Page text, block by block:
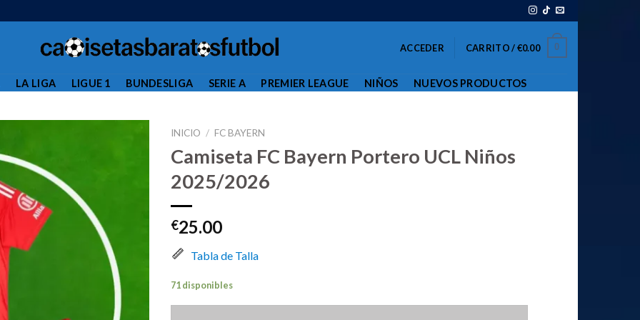
ACCEDER CARRITO /€0.00 0
LA LIGA LIGUE 1 BUNDESLIGA SERIE A PREMIER LEAGUE NIÑOS NUEVOS PRODUCTOS
INICIO / FC BAYERN
Camiseta FC Bayern Portero UCL Niños
2025/2026
€25.00
Tabla de Talla
71 disponibles